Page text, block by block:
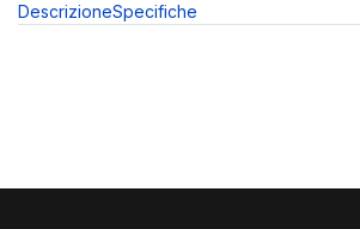
DescrizioneSpecifiche